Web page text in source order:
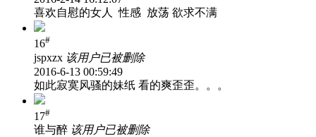
喜欢自慰的女人 性感 放荡 欲求不满
16#
jspxzx 该用户已被删除
2016-6-13 00:59:49
如此寂寞风骚的妹纸 看的爽歪歪。。。
17#
谁与醉 该用户已被删除